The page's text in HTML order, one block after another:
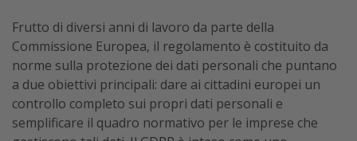
Frutto di diversi anni di lavoro da parte della
Commissione Europea, il regolamento è costituito da
norme sulla protezione dei dati personali che puntano
a due obiettivi principali: dare ai cittadini europei un
controllo completo sui propri dati personali e
semplificare il quadro normativo per le imprese che